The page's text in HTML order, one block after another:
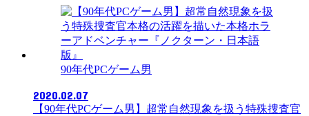
90年代PCゲーム男
2020.02.07
【90年代PCゲーム男】超常自然現象を扱う特殊捜査官